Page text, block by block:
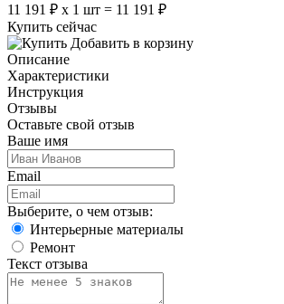
11 191 ₽ х 1 шт = 11 191 ₽
Купить сейчас
Добавить в корзину
Описание
Характеристики
Инструкция
Отзывы
Оставьте свой отзыв
Ваше имя
Email
Выберите, о чем отзыв:
Интерьерные материалы
Ремонт
Текст отзыва